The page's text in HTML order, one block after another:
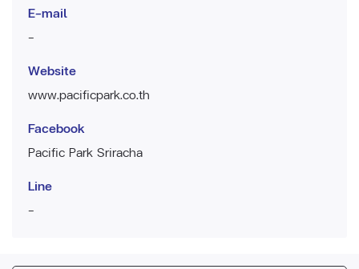
E-mail
-
Website
www.pacificpark.co.th
Facebook
Pacific Park Sriracha
Line
-